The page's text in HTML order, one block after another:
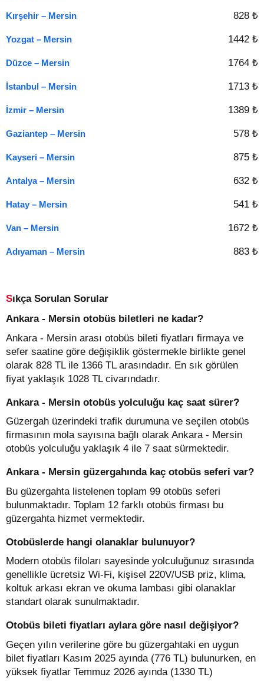
Kırşehir – Mersin 828 ₺
Yozgat – Mersin 1442 ₺
Düzce – Mersin 1764 ₺
İstanbul – Mersin 1713 ₺
İzmir – Mersin 1389 ₺
Gaziantep – Mersin 578 ₺
Kayseri – Mersin 875 ₺
Antalya – Mersin 632 ₺
Hatay – Mersin 541 ₺
Van – Mersin 1672 ₺
Adıyaman – Mersin 883 ₺
Sıkça Sorulan Sorular
Ankara - Mersin otobüs biletleri ne kadar?
Ankara - Mersin arası otobüs bileti fiyatları firmaya ve
sefer saatine göre değişiklik göstermekle birlikte genel
olarak 828 TL ile 1366 TL arasındadır. En sık görülen
fiyat yaklaşık 1028 TL civarındadır.
Ankara - Mersin otobüs yolculuğu kaç saat sürer?
Güzergah üzerindeki trafik durumuna ve seçilen otobüs
firmasının mola sayısına bağlı olarak Ankara - Mersin
otobüs yolculuğu yaklaşık 4 ile 7 saat sürmektedir.
Ankara - Mersin güzergahında kaç otobüs seferi var?
Bu güzergahta listelenen toplam 99 otobüs seferi
bulunmaktadır. Toplam 12 farklı otobüs firması bu
güzergahta hizmet vermektedir.
Otobüslerde hangi olanaklar bulunuyor?
Modern otobüs filoları sayesinde yolculuğunuz sırasında
genellikle ücretsiz Wi-Fi, kişisel 220V/USB priz, klima,
koltuk arkası ekran ve okuma lambası gibi olanaklar
standart olarak sunulmaktadır.
Otobüs bileti fiyatları aylara göre nasıl değişiyor?
Geçen yılın verilerine göre bu güzergahtaki en uygun
bilet fiyatları Kasım 2025 ayında (776 TL) bulunurken, en
yüksek fiyatlar Temmuz 2026 ayında (1330 TL)